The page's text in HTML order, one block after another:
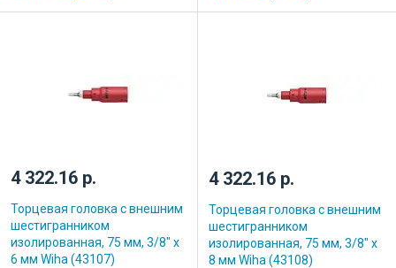
4 322.16 р.
Торцевая головка с внешним
шестигранником
изолированная, 75 мм, 3/8" х
6 мм Wiha (43107)
4 322.16 р.
Торцевая головка с внешним
шестигранником
изолированная, 75 мм, 3/8" х
8 мм Wiha (43108)